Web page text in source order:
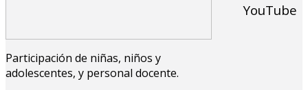
Participación de niñas, niños y
adolescentes, y personal docente.
YouTube